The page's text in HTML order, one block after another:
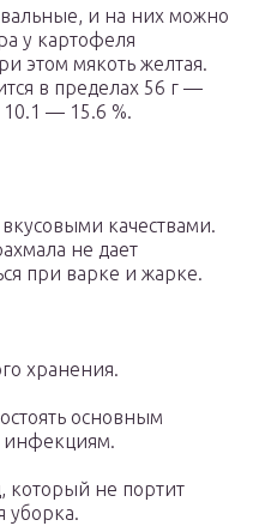
и на них можно
у картофеля
этом мякоть желтая.
в пределах 56 г —
— 15.6 %.
качествами.
не дает
при варке и жарке.
хранения.
основным
не портит
уборка.